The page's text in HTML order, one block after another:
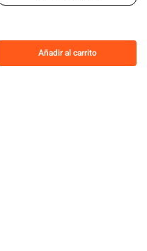
Añadir al carrito